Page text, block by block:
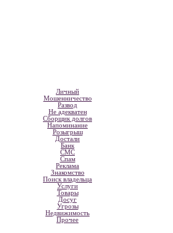
Личный
Мошенничество
Развод
Не адекватен
Сборщик долгов
Напоминание
Розыгрыш
Достали
Банк
СМС
Спам
Реклама
Знакомство
Поиск владельца
Услуги
Товары
Досуг
Угрозы
Недвижимость
Прочее